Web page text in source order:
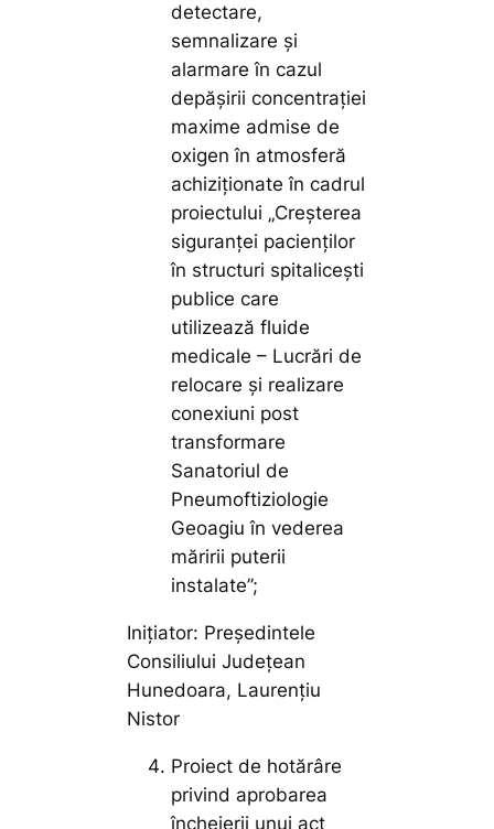
detectare,
semnalizare și
alarmare în cazul
depășirii concentrației
maxime admise de
oxigen în atmosferă
achiziționate în cadrul
proiectului „Creșterea
siguranței pacienților
în structuri spitalicești
publice care
utilizează fluide
medicale – Lucrări de
relocare și realizare
conexiuni post
transformare
Sanatoriul de
Pneumoftiziologie
Geoagiu în vederea
măririi puterii
instalate”;
Inițiator: Președintele
Consiliului Județean
Hunedoara, Laurențiu
Nistor
Proiect de hotărâre
privind aprobarea
încheierii unui act